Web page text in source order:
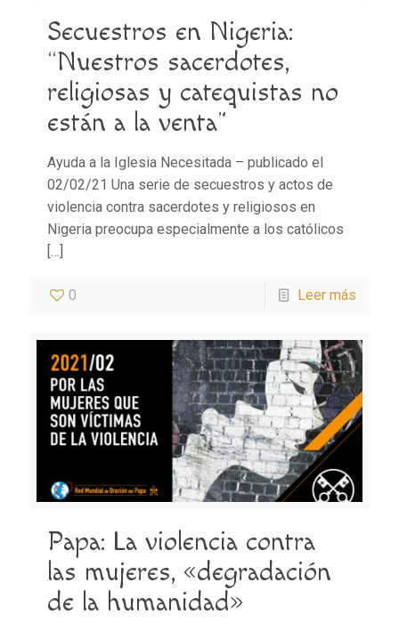
Secuestros en Nigeria:
“Nuestros sacerdotes,
religiosas y catequistas no
están a la venta”
Ayuda a la Iglesia Necesitada – publicado el
02/02/21 Una serie de secuestros y actos de
violencia contra sacerdotes y religiosos en
Nigeria preocupa especialmente a los católicos
[…]
0 Leer más
Papa: La violencia contra
las mujeres, «degradación
de la humanidad»